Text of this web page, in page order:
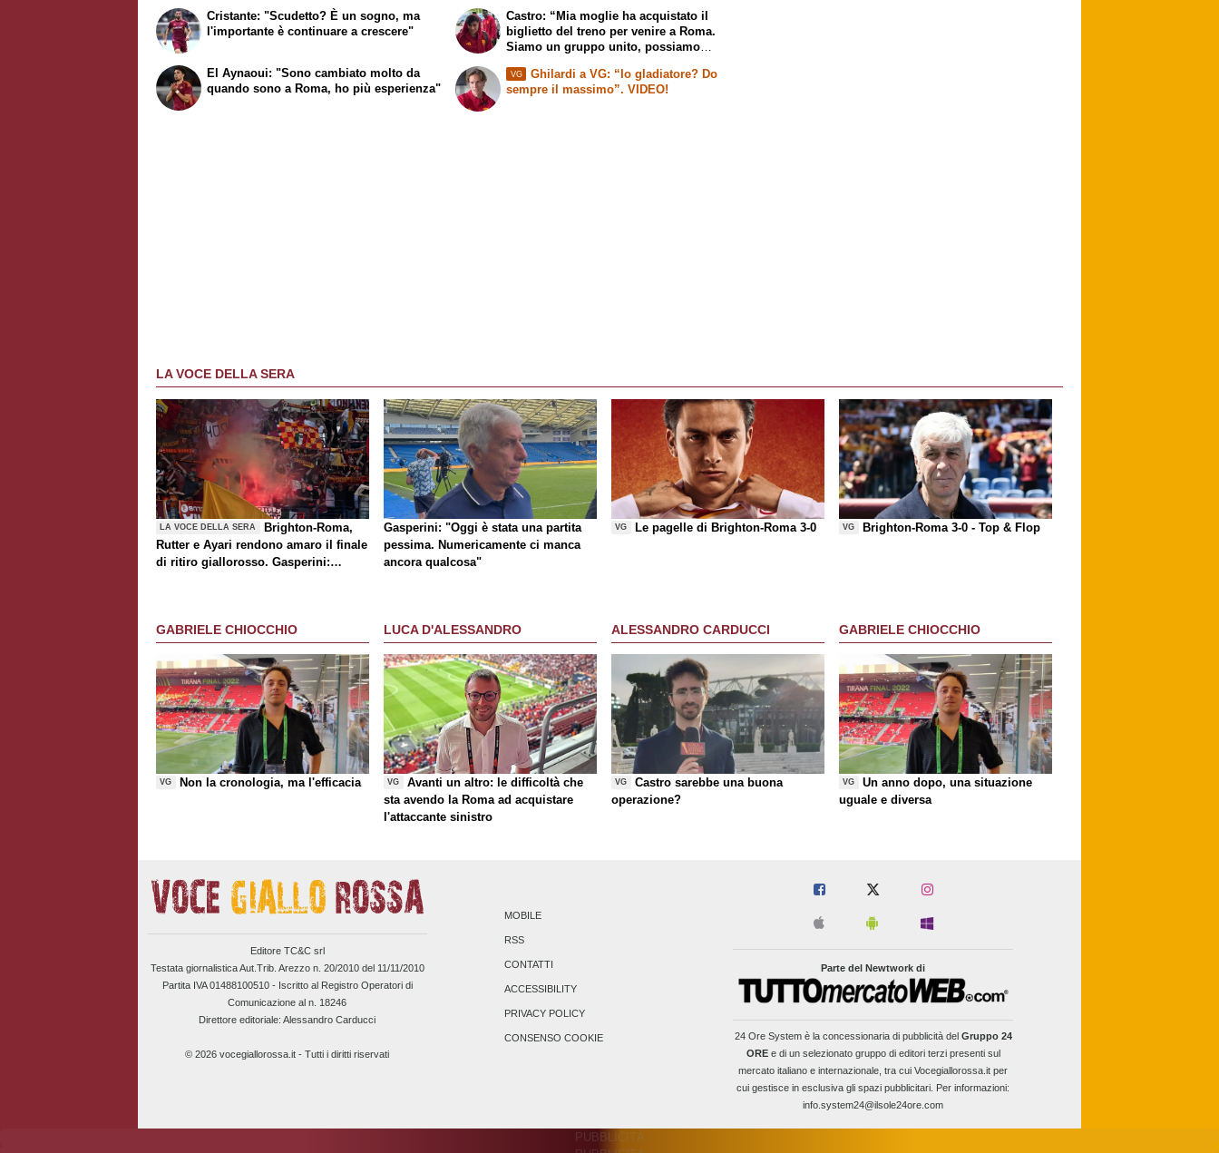
Cristante: "Scudetto? È un sogno, ma
l'importante è continuare a crescere"
El Aynaoui: "Sono cambiato molto da
quando sono a Roma, ho più esperienza"
Castro: “Mia moglie ha acquistato il
biglietto del treno per venire a Roma.
Siamo un gruppo unito, possiamo
VG
Ghilardi a VG: “Io gladiatore? Do
sempre il massimo”. VIDEO!
LA VOCE DELLA SERA
LA VOCE DELLA SERA
Brighton-Roma,
Rutter e Ayari rendono amaro il finale
di ritiro giallorosso. Gasperini:
Gasperini: "Oggi è stata una partita
pessima. Numericamente ci manca
ancora qualcosa"
VG Le pagelle di Brighton-Roma 3-0 VG Brighton-Roma 3-0 -Top & Flop
GABRIELE CHIOCCHIO
VG Non la cronologia, ma l'efficacia
LUCA D'ALESSANDRO
VG
Avanti un altro: le difficoltà che
sta avendo la Roma ad acquistare
l'attaccante sinistro
ALESSANDRO CARDUCCI
VG
Castro sarebbe una buona
operazione?
GABRIELE CHIOCCHIO
VG
Un anno dopo, una situazione
uguale e diversa
Editore TC&C srl
Testata giornalistica Aut.Trib. Arezzo n. 20/2010 del 11/11/2010
Partita IVA 01488100510 - Iscritto al Registro Operatori di
Comunicazione al n. 18246
Direttore editoriale: Alessandro Carducci
© 2026 vocegiallorossa.it - Tutti i diritti riservati
MOBILE
RSS
CONTATTI
ACCESSIBILITY
PRIVACY POLICY
CONSENSO COOKIE
Parte del Newtwork di
24 Ore Systemè la concessionaria di pubblicità del Gruppo 24
OREe di un selezionato gruppo di editori terzi presenti sul
mercato italiano e internazionale, tra cui Vocegiallorossa.it per
cui gestisce in esclusiva gli spazi pubblicitari. Per informazioni:
info.system24@ilsole24ore.com